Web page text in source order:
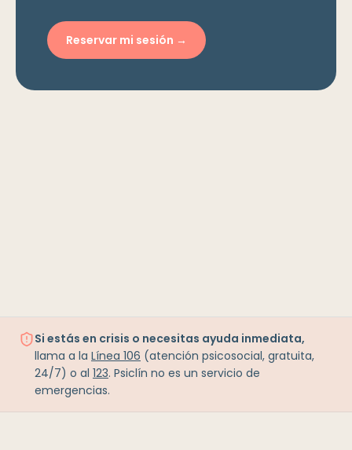
Reservar mi sesión →
Si estás en crisis o necesitas ayuda inmediata,
llama a la Línea 106 (atención psicosocial, gratuita,
24/7) o al 123. Psiclín no es un servicio de
emergencias.